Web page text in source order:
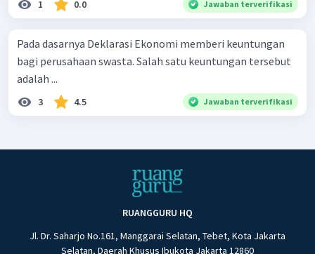
1 0.0 Jawaban terverifikasi
Pada dasarnya Deklarasi Ekonomi memberi keuntungan
bagi perusahaan swasta. Salah satu keuntungan tersebut
adalah ...
3 4.5 Jawaban terverifikasi
RUANGGURU HQ
Jl. Dr. Saharjo No.161, Manggarai Selatan, Tebet, Kota Jakarta
Selatan, Daerah Khusus Ibukota Jakarta 12860